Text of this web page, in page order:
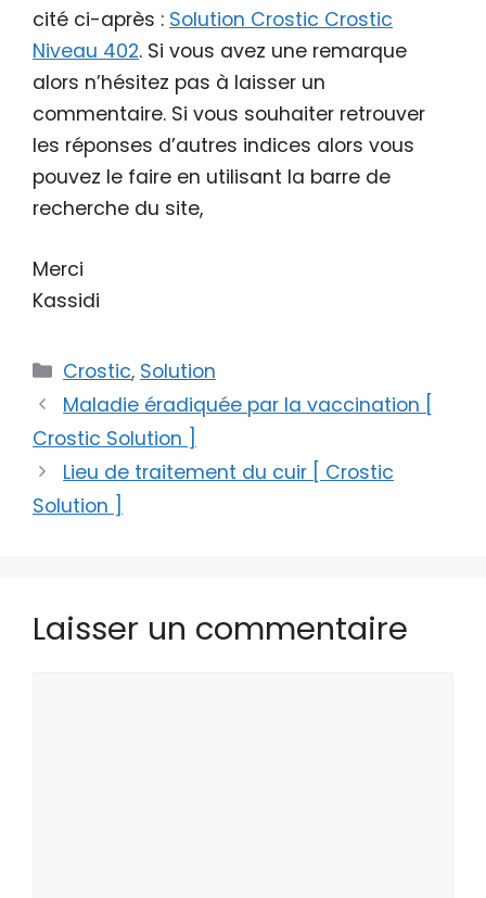
cité ci-après : Solution Crostic Crostic
Niveau 402. Si vous avez une remarque
alors n’hésitez pas à laisser un
commentaire. Si vous souhaiter retrouver
les réponses d’autres indices alors vous
pouvez le faire en utilisant la barre de
recherche du site,
Merci
Kassidi
Catégories
Crostic, Solution
Maladie éradiquée par la vaccination [
Crostic Solution ]
Lieu de traitement du cuir [ Crostic
Solution ]
Laisser un commentaire